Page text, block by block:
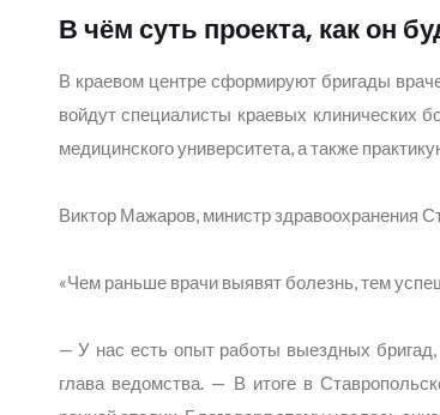
В чём суть проекта, как он
В краевом центре сформируют бригады
войдут специалисты краевых клинических
медицинского университета, а также
Виктор Мажаров, министр здравоохранения
«Чем раньше врачи выявят болезнь, тем
— У нас есть опыт работы выездных
глава ведомства. — В итоге в